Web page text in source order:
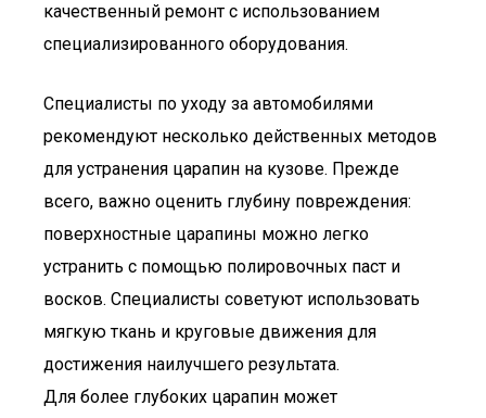
качественный ремонт с использованием
специализированного оборудования.
Специалисты по уходу за автомобилями
рекомендуют несколько действенных методов
для устранения царапин на кузове. Прежде
всего, важно оценить глубину повреждения:
поверхностные царапины можно легко
устранить с помощью полировочных паст и
восков. Специалисты советуют использовать
мягкую ткань и круговые движения для
достижения наилучшего результата.
Для более глубоких царапин может